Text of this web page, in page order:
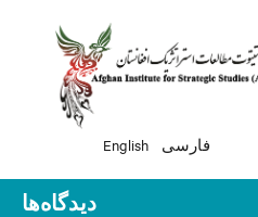
English فارسی
دیدگاه‌ها